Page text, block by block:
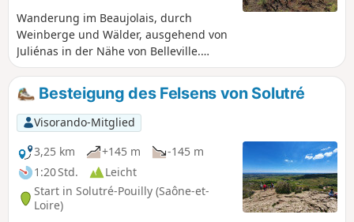
Wanderung im Beaujolais, durch
Weinberge und Wälder, ausgehend von
Juliénas in der Nähe von Belleville.
Diese Wanderung kann verkürzt oder
verlängert werden (siehe
Beschreibung).
Besteigung des Felsens von Solutré
Visorando-Mitglied
3,25 km
+145 m
-145 m
1:20 Std.
Leicht
Start in Solutré-Pouilly (Saône-et-
Loire)